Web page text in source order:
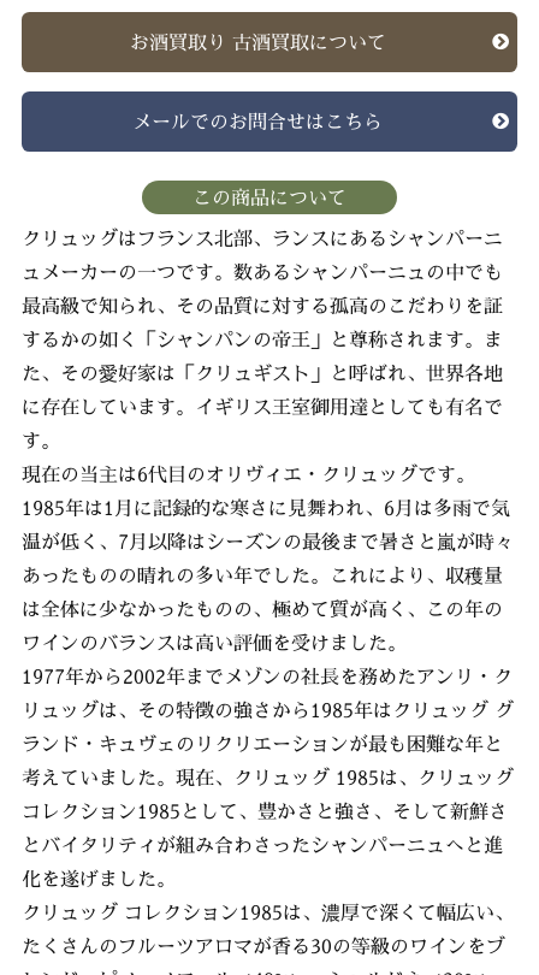
お酒買取り 古酒買取について
メールでのお問合せはこちら
この商品について
クリュッグはフランス北部、ランスにあるシャンパーニ
ュメーカーの一つです。数あるシャンパーニュの中でも
最高級で知られ、その品質に対する孤高のこだわりを証
するかの如く「シャンパンの帝王」と尊称されます。ま
た、その愛好家は「クリュギスト」と呼ばれ、世界各地
に存在しています。イギリス王室御用達としても有名で
す。
現在の当主は6代目のオリヴィエ・クリュッグです。
1985年は1月に記録的な寒さに見舞われ、6月は多雨で気
温が低く、7月以降はシーズンの最後まで暑さと嵐が時々
あったものの晴れの多い年でした。これにより、収穫量
は全体に少なかったものの、極めて質が高く、この年の
ワインのバランスは高い評価を受けました。
1977年から2002年までメゾンの社長を務めたアンリ・ク
リュッグは、その特徴の強さから1985年はクリュッグ グ
ランド・キュヴェのリクリエーションが最も困難な年と
考えていました。現在、クリュッグ 1985は、クリュッグ
コレクション1985として、豊かさと強さ、そして新鮮さ
とバイタリティが組み合わさったシャンパーニュへと進
化を遂げました。
クリュッグ コレクション1985は、濃厚で深くて幅広い、
たくさんのフルーツアロマが香る30の等級のワインをブ